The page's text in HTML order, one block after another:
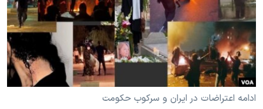
فرهنگ و زندگی
حقوق شهروندی
اقتصادی
علم و فناوری
اسرائیل در جنگ
مستندها
انتخابات ریاست جمهوری آمریکا ۲۰۲۴
حمله جمهوری اسلامی به اسرائیل
رمز مهسا
ورزش زنان در ایران
دنبال کنید
زبانهای مختلف
ادامه اعتراضات در ایران و سرکوب حکومت